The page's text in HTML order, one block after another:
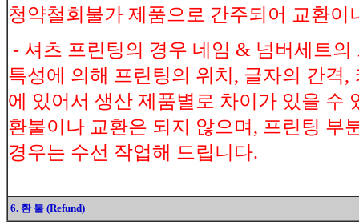
청약철회불가 제품으로 간주되어 교환이
- 셔츠 프린팅의 경우 네임 & 넘버세트
특성에 의해 프린팅의 위치, 글자의 간격,
에 있어서 생산 제품별로 차이가 있을 수
환불이나 교환은 되지 않으며, 프린팅 부
경우는 수선 작업해 드립니다.
6. 환 불 (Refund)